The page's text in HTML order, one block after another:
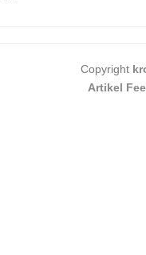
Copyright
Artikel